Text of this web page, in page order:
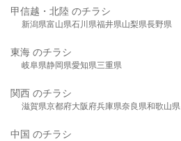
甲信越・北陸 のチラシ
新潟県富山県石川県福井県山梨県長野県
東海 のチラシ
岐阜県静岡県愛知県三重県
関西 のチラシ
滋賀県京都府大阪府兵庫県奈良県和歌山県
中国 のチラシ